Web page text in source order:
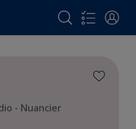
- Nuancier